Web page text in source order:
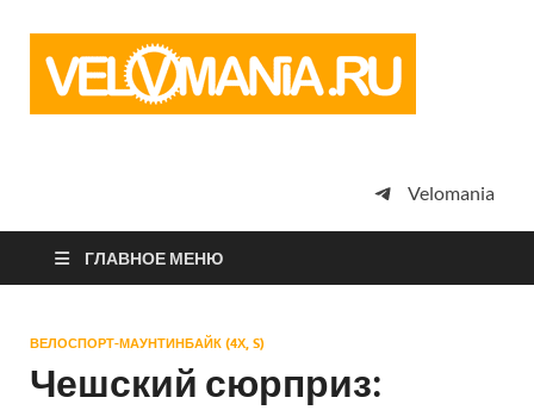
просто
Velomania
ГЛАВНОЕ МЕНЮ
ВЕЛОСПОРТ-МАУНТИНБАЙК (4Х, S)
Чешский сюрприз: